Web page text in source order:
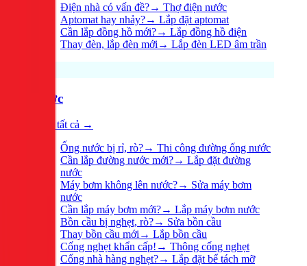
Điện nhà có vấn đề?→ Thợ điện nước
Aptomat hay nhảy?→ Lắp đặt aptomat
Cần lắp đồng hồ mới?→ Lắp đồng hồ điện
Thay đèn, lắp đèn mới → Lắp đèn LED âm trần
Nước
Xem tất cả →
Ống nước bị rỉ, rò?→ Thi công đường ống nước
Cần lắp đường nước mới?→ Lắp đặt đường
nước
Máy bơm không lên nước?→ Sửa máy bơm
nước
Cần lắp máy bơm mới?→ Lắp máy bơm nước
Bồn cầu bị nghẹt, rò?→ Sửa bồn cầu
Thay bồn cầu mới → Lắp bồn cầu
Cống nghẹt khẩn cấp! → Thông cống nghẹt
Cống nhà hàng nghẹt?→ Lắp đặt bể tách mỡ